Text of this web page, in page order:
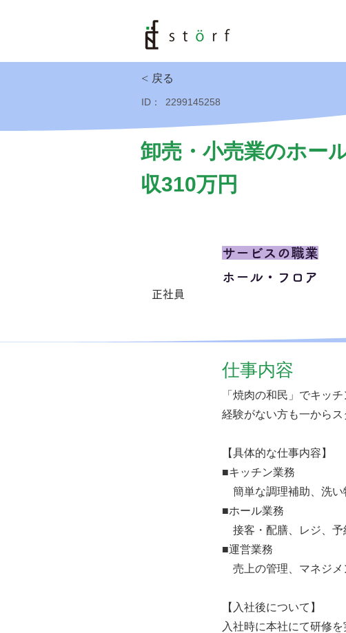
< 戻る
ID： 2299145258
卸売・小売業のホー
収310万円
正社員
サービスの職業
ホール・フロア
仕事内容
「焼肉の和民」でキッ
経験がない方も一からス
【具体的な仕事内容】
■キッチン業務
簡単な調理補助、洗い
■ホール業務
接客・配膳、レジ、予
■運営業務
売上の管理、マネジメ
【入社後について】
入社時に本社にて研修を